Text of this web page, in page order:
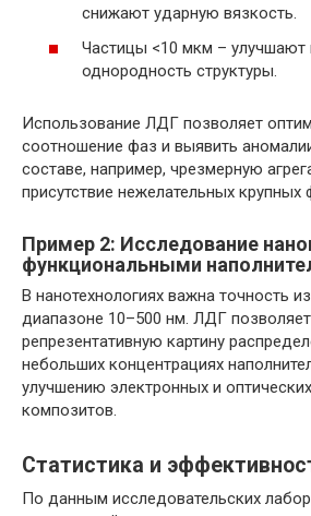
снижают ударную вязкость.
Частицы <10 мкм – улучшают
однородность структуры.
Использование ЛДГ позволяет
соотношение фаз и выявить
составе, например, чрезмерную
присутствие нежелательных крупных
Пример 2: Исследование
функциональными
В нанотехнологиях важна точность
диапазоне 10–500 нм. ЛДГ
репрезентативную картину
небольших концентрациях
улучшению электронных и
композитов.
Статистика и
По данным исследовательских